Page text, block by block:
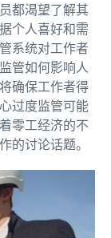
都渴望了解其
个人喜好和需
系统对工作者
管如何影响人
确保工作者得
过度监管可能
零工经济的不
的讨论话题。